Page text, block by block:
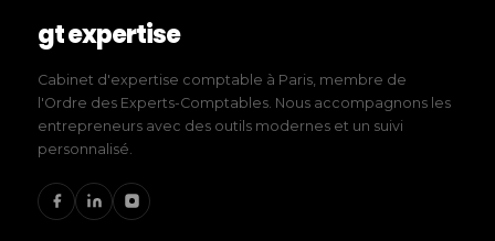
gt expertise
Cabinet d'expertise comptable à Paris, membre de
l'Ordre des Experts-Comptables. Nous accompagnons les
entrepreneurs avec des outils modernes et un suivi
personnalisé.